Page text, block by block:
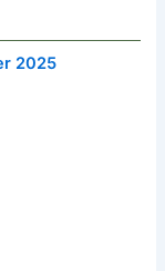
2025